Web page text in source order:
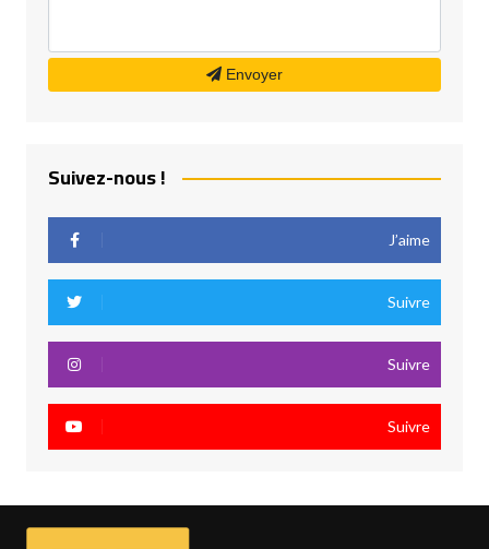
Envoyer
Suivez-nous !
J’aime
Suivre
Suivre
Suivre